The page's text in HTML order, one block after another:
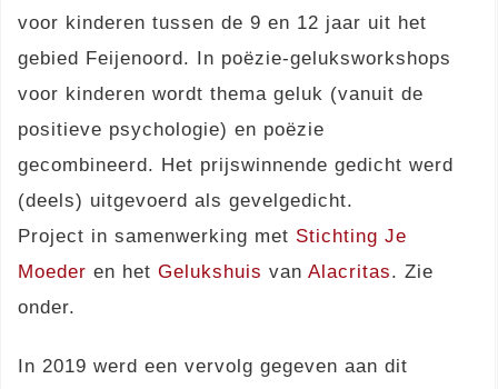
voor kinderen tussen de 9 en 12 jaar uit het
gebied Feijenoord. In poëzie-geluksworkshops
voor kinderen wordt thema geluk (vanuit de
positieve psychologie) en poëzie
gecombineerd. Het prijswinnende gedicht werd
(deels) uitgevoerd als gevelgedicht.
Project in samenwerking met Stichting Je
Moeder en het Gelukshuis van Alacritas. Zie
onder.
In 2019 werd een vervolg gegeven aan dit